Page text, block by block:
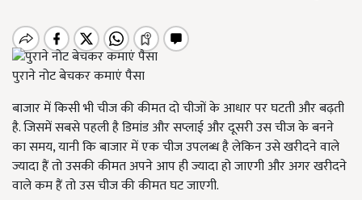
पुराने नोट बेचकर कमाएं पैसा
बाजार में किसी भी चीज की कीमत दो चीजों के आधार पर घटती और बढ़ती
है. जिसमें सबसे पहली है डिमांड और सप्लाई और दूसरी उस चीज के बनने
का समय, यानी कि बाजार में एक चीज उपलब्ध है लेकिन उसे खरीदने वाले
ज्यादा हैं तो उसकी कीमत अपने आप ही ज्यादा हो जाएगी और अगर खरीदने
वाले कम हैं तो उस चीज की कीमत घट जाएगी.